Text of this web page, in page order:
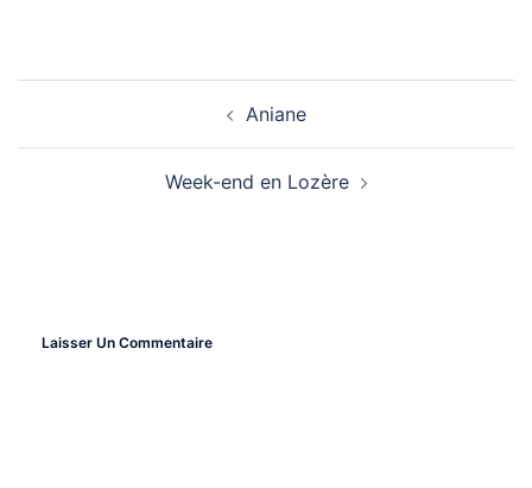
Aniane
Week-end en Lozère
Laisser Un Commentaire